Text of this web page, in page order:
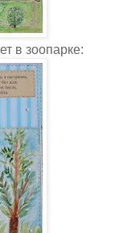
в зоопарке: